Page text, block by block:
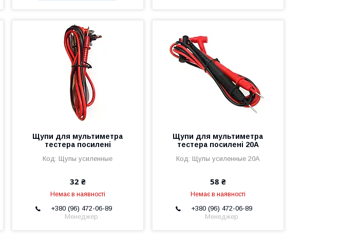
Щупи для мультиметра
тестера посилені
Щупы усиленные
32 ₴
Немає в наявності
+380 (96) 472-06-89
Менеджер
Щупи для мультиметра
тестера посилені 20A
Щупы усиленные 20A
58 ₴
Немає в наявності
+380 (96) 472-06-89
Менеджер